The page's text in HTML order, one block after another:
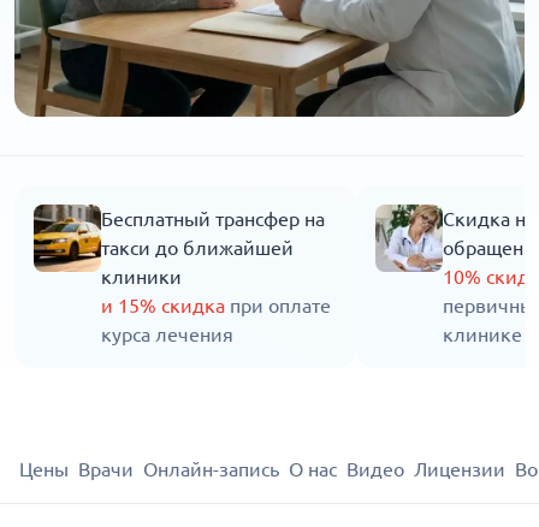
Бесплатный трансфер на
такси до ближайшей
клиники
и 15% скидка при оплате
курса лечения
Скидка
10%
клинике
Цены Врачи Онлайн-запись О нас Видео Лицензии